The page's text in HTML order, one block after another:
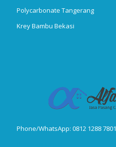
Polycarbonate Tangerang
Krey Bambu Bekasi
Phone/WhatsApp: 0812 1288 7801